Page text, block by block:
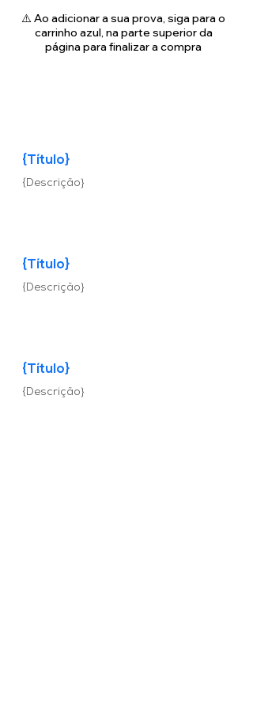
⚠️ Ao adicionar a sua prova, siga para o
carrinho azul, na parte superior da
página para finalizar a compra
{Título}
{Descrição}
{Título}
{Descrição}
{Título}
{Descrição}